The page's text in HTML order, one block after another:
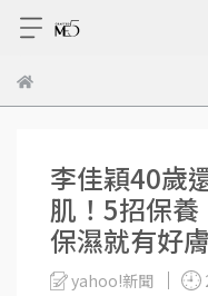
李佳穎40歲
肌！5招保
保濕就有好
yahoo!新聞